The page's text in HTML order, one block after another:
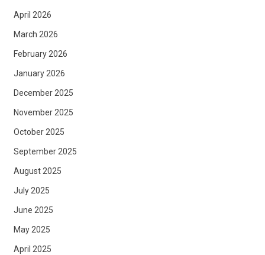
April 2026
March 2026
February 2026
January 2026
December 2025
November 2025
October 2025
September 2025
August 2025
July 2025
June 2025
May 2025
April 2025